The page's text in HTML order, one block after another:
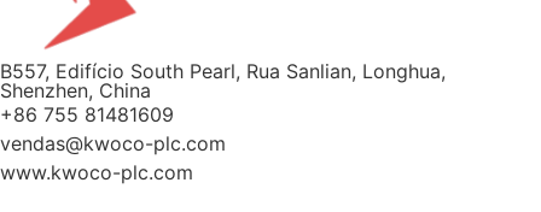
B557, Edifício South Pearl, Rua Sanlian, Longhua,
Shenzhen, China
+86 755 81481609
vendas@kwoco-plc.com
www.kwoco-plc.com